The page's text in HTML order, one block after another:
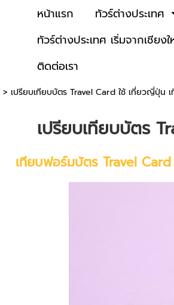
หน้าแรก ทัวร์ต่างประเทศ
ทัวร์ต่างประเทศ เริ่มจากเชียง
ติดต่อเรา
> เปรียบเทียบบัตร Travel Card ใช้ เที่ยวญี่ปุ่น
เปรียบเทียบบัตร
เทียบฟอร์มบัตร Travel